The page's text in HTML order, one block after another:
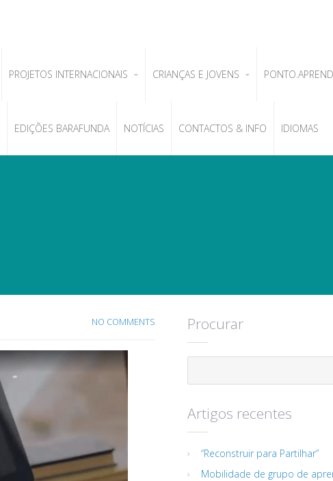
PROJETOS INTERNACIONAIS CRIANÇAS E JOVENS
EDIÇÕES BARAFUNDA NOTÍCIAS CONTACTOS & INFO IDIOMAS
NO COMMENTS Procurar
Artigos recentes
“Reconstruir para Partilhar”
Mobilidade de grupo de